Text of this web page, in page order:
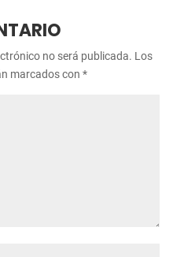
no será publicada. Los
marcados con *